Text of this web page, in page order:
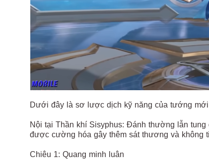
Dưới đây là sơ lược dịch kỹ năng của tướng
Nội tại Thần khí Sisyphus: Đánh thường lẫn
được cường hóa gây thêm sát thương và không
Chiêu 1: Quang minh luân